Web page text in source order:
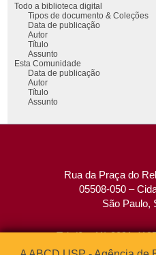
Todo a biblioteca digital
Tipos de documento & Coleções
Data de publicação
Autor
Título
Assunto
Esta Comunidade
Data de publicação
Autor
Título
Assunto
Rua da Praça do
05508-050 –
São Paulo,
Tel: (0xx11) 3091-
Fax: